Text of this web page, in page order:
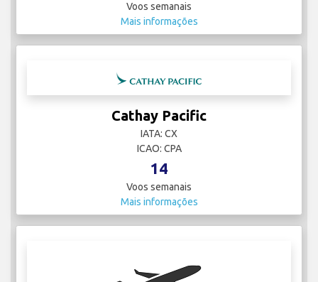
Voos semanais
Mais informações
Cathay Pacific
IATA: CX
ICAO: CPA
14
Voos semanais
Mais informações